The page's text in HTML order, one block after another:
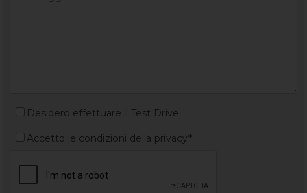
Desidero effettuare il Test Drive
Accetto le condizioni della privacy*